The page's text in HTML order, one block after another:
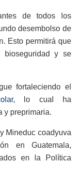
de todos los
desembolso de
Esto permitirá que
bioseguridad y se
fortaleciendo el
, lo cual ha
y preprimaria.
Mineduc coadyuva
en Guatemala,
en la Política